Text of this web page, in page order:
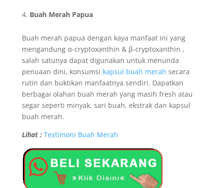
Buah Merah Papua
Buah merah papua dengan kaya manfaat ini yang
mengandung α-cryptoxanthin & β-cryptoxanthin ,
salah satunya dapat digunakan untuk menunda
penuaan dini, konsumsi kapsul buah merah secara
rutin dan buktikan manfaatnya sendiri. Dapatkan
berbagai olahan buah merah yang masih fresh atau
segar seperti minyak, sari buah, ekstrak dan kapsul
buah merah.
Lihat : Testimoni Buah Merah